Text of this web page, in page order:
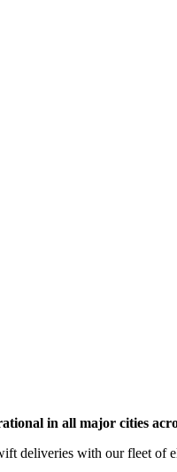
in all major cities
deliveries with our fleet